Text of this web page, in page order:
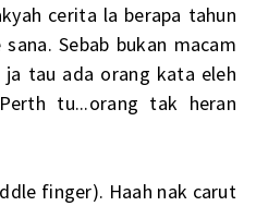
cerita la berapa tahun
Sebab bukan macam
ja tau ada orang kata eleh
tu...orang tak heran
finger). Haah nak carut